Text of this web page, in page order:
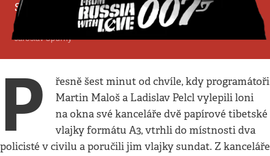
Soudní verdikt, který může pomoci vysvětlit
chování policie
Jaroslav Spurný
P
řesně šest minut od chvíle, kdy programátoři
Martin Maloš a Ladislav Pelcl vylepili loni
na okna své kanceláře dvě papírové tibetské
vlajky formátu A3, vtrhli do místnosti dva
policisté v civilu a poručili jim vlajky sundat. Z kanceláře